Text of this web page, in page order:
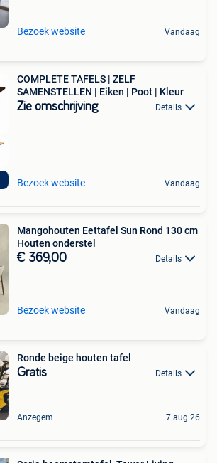
Bezoek website Vandaag
COMPLETE TAFELS | ZELF
SAMENSTELLEN | Eiken | Poot | Kleur
Zie omschrijving Details
Bezoek website Vandaag
Mangohouten Eettafel Sun Rond 130 cm
Houten onderstel
€ 369,00 Details
Bezoek website Vandaag
Ronde beige houten tafel
Gratis Details
Anzegem 7 aug 26